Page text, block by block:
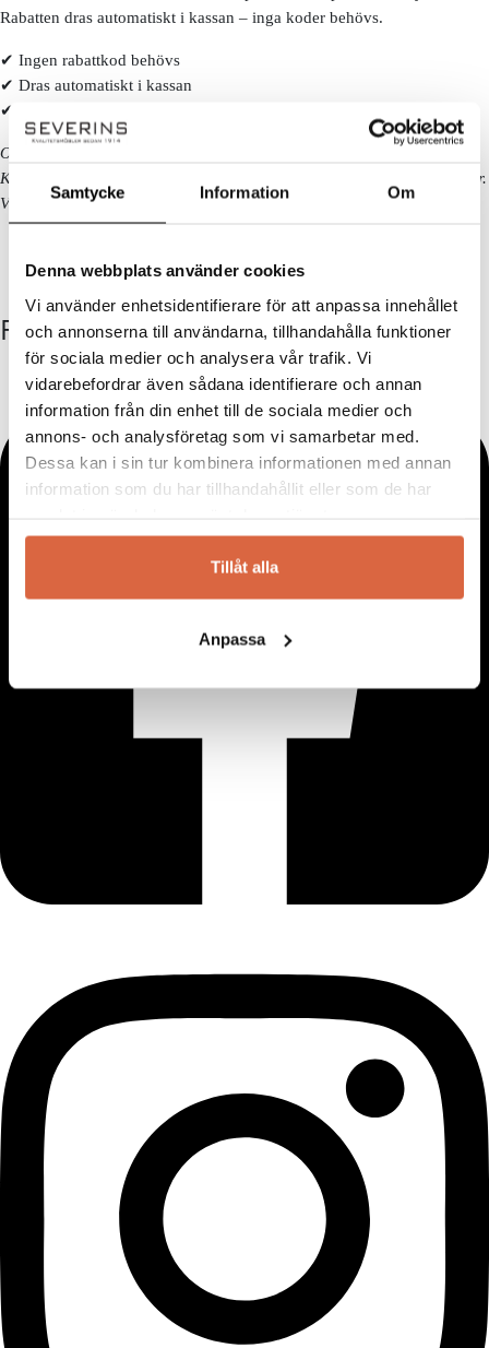
Samtycke Information Om
Denna webbplats använder cookies
Vi använder enhetsidentifierare för att anpassa innehållet
och annonserna till användarna, tillhandahålla funktioner
för sociala medier och analysera vår trafik. Vi
vidarebefordrar även sådana identifierare och annan
information från din enhet till de sociala medier och
annons- och analysföretag som vi samarbetar med.
Dessa kan i sin tur kombinera informationen med annan
information som du har tillhandahållit eller som de har
Tillåt alla
Anpassa
Rabatten dras automatiskt i kassan – inga koder behövs.
✔ Ingen rabattkod behövs
✔ Dras automatiskt i kassan
✔ Gäller på ordinarie priser
Observera!
Kan ej kombineras med andra erbjudanden eller redan nedsatta priser.
Vissa kategorier och varumärken är exkluderade. Se alla villkor
FÖLJ OSS